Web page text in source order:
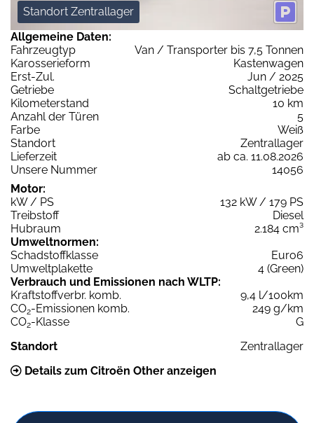
Standort Zentrallager
Allgemeine Daten:
Fahrzeugtyp
Van / Transporter bis 7,5 Tonnen
Karosserieform
Kastenwagen
Erst-Zul.
Jun / 2025
Getriebe
Schaltgetriebe
Kilometerstand
10 km
Anzahl der Türen
5
Farbe
Weiß
Standort
Zentrallager
Lieferzeit
ab ca. 11.08.2026
Unsere Nummer
14056
Motor:
kW / PS
132 kW / 179 PS
Treibstoff
Diesel
Hubraum
2.184 cm³
Umweltnormen:
Schadstoffklasse
Euro6
Umweltplakette
4 (Green)
Verbrauch und Emissionen nach WLTP:
Kraftstoffverbr. komb.
9,4 l/100km
CO2-Emissionen komb.
249 g/km
CO2-Klasse
G
Standort
Zentrallager
Details zum Citroën Other anzeigen